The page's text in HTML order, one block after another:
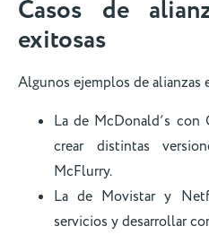
Casos de
exitosas
Algunos ejemplos de alianzas
La de McDonald´s con
crear distintas
McFlurry.
La de Movistar y
servicios y desarrollar